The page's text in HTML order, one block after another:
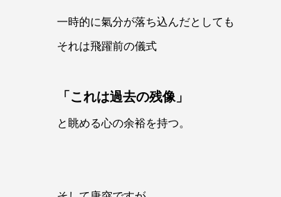
一時的に氣分が落ち込んだとしても
それは飛躍前の儀式
「これは過去の残像」
と眺める心の余裕を持つ。